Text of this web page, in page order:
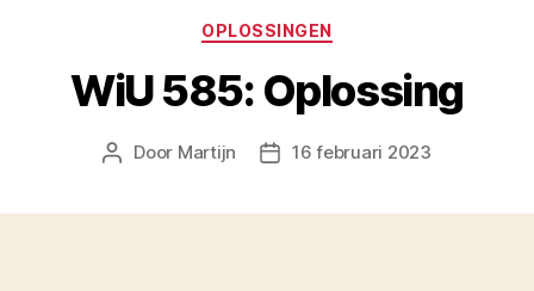
Categorieën
OPLOSSINGEN
WiU 585: Oplossing
Berichtauteur
Door Martijn Berichtdatum
16 februari 2023